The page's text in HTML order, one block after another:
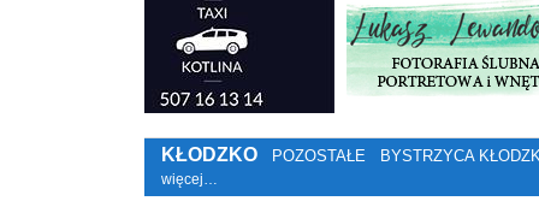
KŁODZKO POZOSTAŁE BYSTRZYCA
więcej…